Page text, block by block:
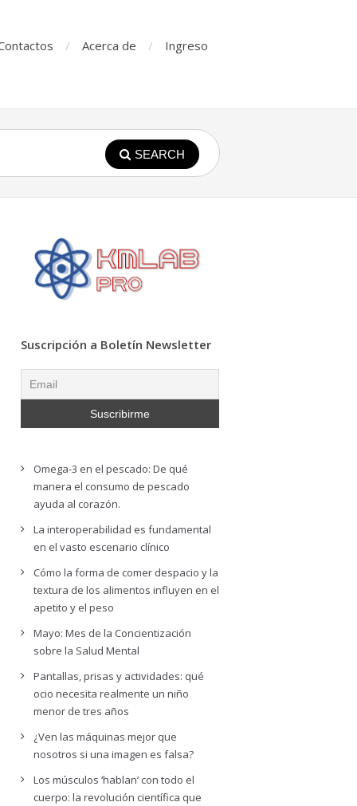
Acerca de Ingreso
SEARCH
Suscripción a Boletín Newsletter
Omega-3 en el pescado: De qué
manera el consumo de pescado
ayuda al corazón.
La interoperabilidad es fundamental
en el vasto escenario clínico
Cómo la forma de comer despacio y la
textura de los alimentos influyen en el
apetito y el peso
Mayo: Mes de la Concientización
sobre la Salud Mental
Pantallas, prisas y actividades: qué
ocio necesita realmente un niño
menor de tres años
¿Ven las máquinas mejor que
nosotros si una imagen es falsa?
Los músculos ‘hablan’ con todo el
cuerpo: la revolución científica que